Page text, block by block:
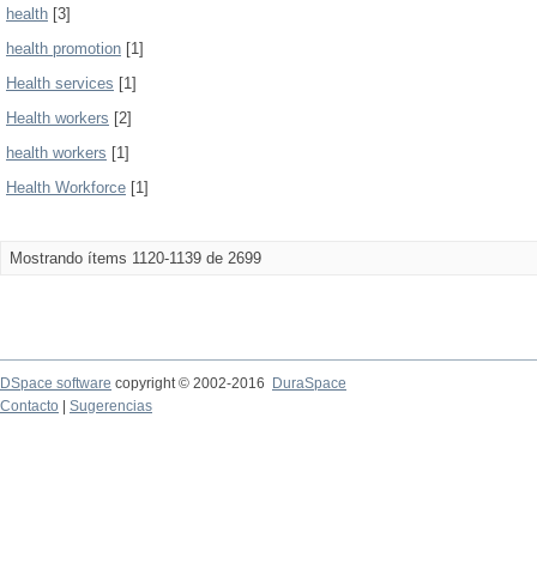
health [3]
health promotion [1]
Health services [1]
Health workers [2]
health workers [1]
Health Workforce [1]
Mostrando ítems 1120-1139 de 2699
DSpace software copyright © 2002-2016
DuraSpace
Contacto
Sugerencias